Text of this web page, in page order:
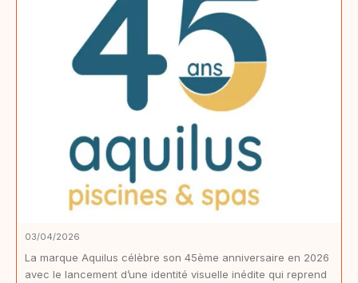
03/04/2026
La marque Aquilus célèbre son 45ème anniversaire en 2026
avec le lancement d’une identité visuelle inédite qui reprend